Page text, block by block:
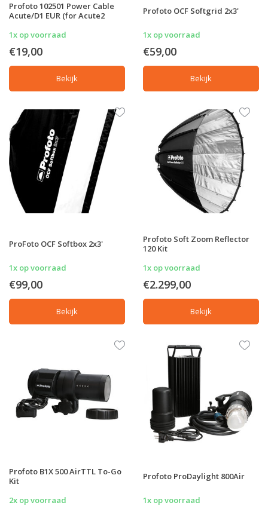
Profoto 102501 Power Cable
Acute/D1 EUR (for Acute2
1x op voorraad
€19,00
Bekijk
Profoto OCF Softgrid 2x3'
1x op voorraad
€59,00
Bekijk
ProFoto OCF Softbox 2x3'
1x op voorraad
€99,00
Bekijk
Profoto Soft Zoom Reflector
120 Kit
1x op voorraad
€2.299,00
Bekijk
Profoto B1X 500 AirTTL To-Go
Kit
2x op voorraad
Profoto ProDaylight 800Air
1x op voorraad